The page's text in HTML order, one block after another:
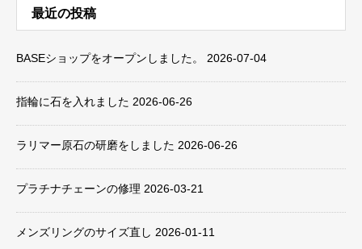
最近の投稿
BASEショップをオープンしました。 2026-07-04
指輪に石を入れました 2026-06-26
ラリマー原石の研磨をしました 2026-06-26
プラチナチェーンの修理 2026-03-21
メンズリングのサイズ直し 2026-01-11